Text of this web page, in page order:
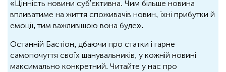
«Цінність новини суб'єктивна. Чим більше новина
впливатиме на життя споживачів новин, їхні прибутки й
емоції, тим важливішою вона буде».
Останній Бастіон, дбаючи про статки і гарне
самопочуття своїх шанувальників, у кожній новині
максимально конкретний. Читайте у нас про